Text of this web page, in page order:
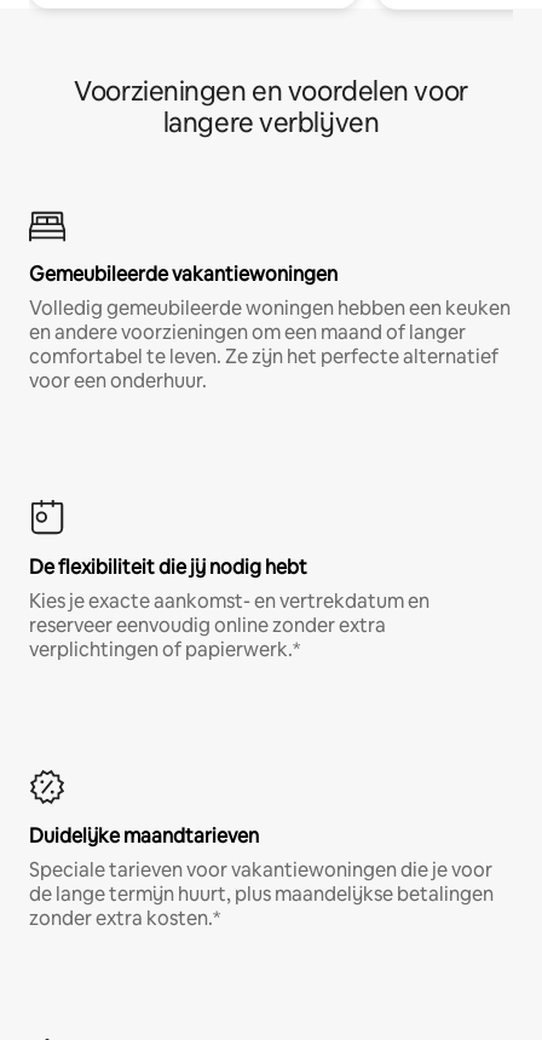
Voorzieningen en voordelen voor
langere verblijven
Gemeubileerde vakantiewoningen
Volledig gemeubileerde woningen hebben een keuken
en andere voorzieningen om een maand of langer
comfortabel te leven. Ze zijn het perfecte alternatief
voor een onderhuur.
De flexibiliteit die jij nodig hebt
Kies je exacte aankomst- en vertrekdatum en
reserveer eenvoudig online zonder extra
verplichtingen of papierwerk.*
Duidelijke maandtarieven
Speciale tarieven voor vakantiewoningen die je voor
de lange termijn huurt, plus maandelijkse betalingen
zonder extra kosten.*